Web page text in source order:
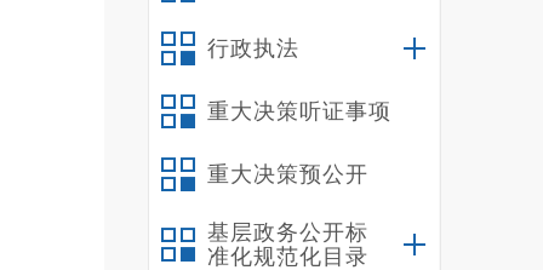
行政执法
重大决策听证事项
重大决策预公开
基层政务公开标
准化规范化目录